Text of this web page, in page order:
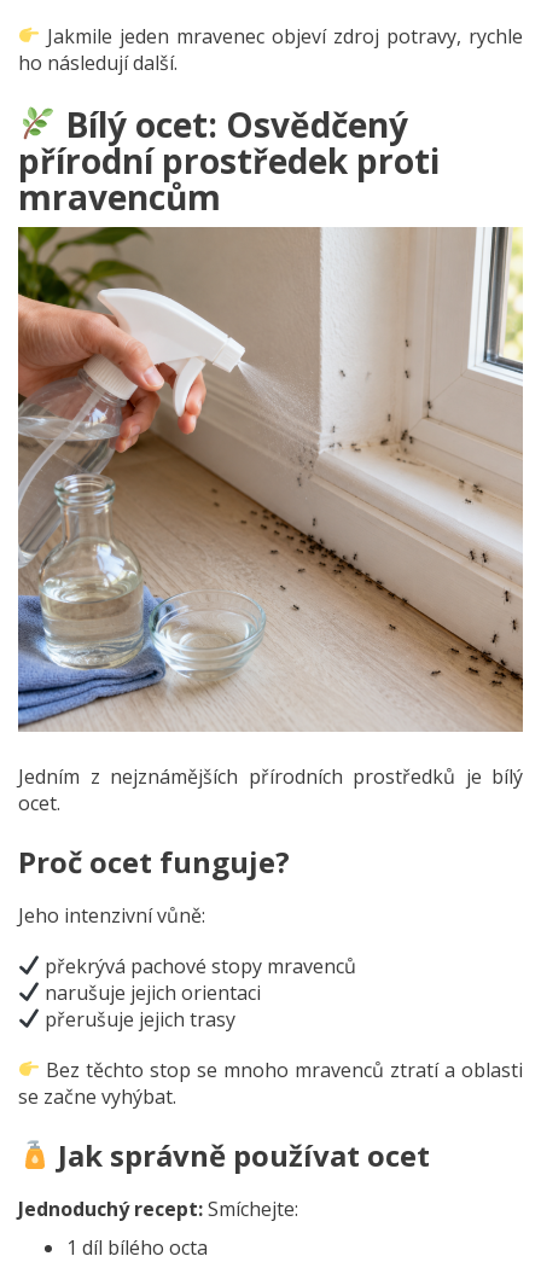
Jakmile jeden mravenec objeví zdroj potravy, rychle
ho následují další.
Bílý ocet: Osvědčený
přírodní prostředek proti
mravencům
Jedním z nejznámějších přírodních prostředků je bílý
ocet.
Proč ocet funguje?
Jeho intenzivní vůně:
překrývá pachové stopy mravenců
narušuje jejich orientaci
přerušuje jejich trasy
Bez těchto stop se mnoho mravenců ztratí a oblasti
se začne vyhýbat.
Jak správně používat ocet
Jednoduchý recept:Smíchejte:
1 díl bílého octa